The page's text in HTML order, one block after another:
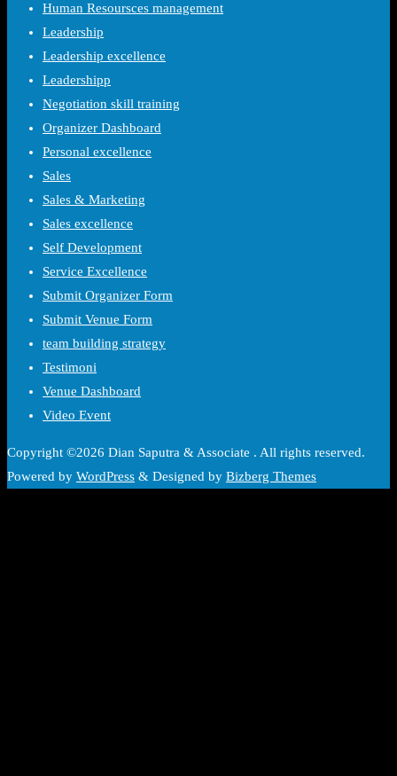
Human Resoursces management
Leadership
Leadership excellence
Leadershipp
Negotiation skill training
Organizer Dashboard
Personal excellence
Sales
Sales & Marketing
Sales excellence
Self Development
Service Excellence
Submit Organizer Form
Submit Venue Form
team building strategy
Testimoni
Venue Dashboard
Video Event
Copyright ©2026 Dian Saputra & Associate . All rights reserved.
Powered by WordPress & Designed by Bizberg Themes